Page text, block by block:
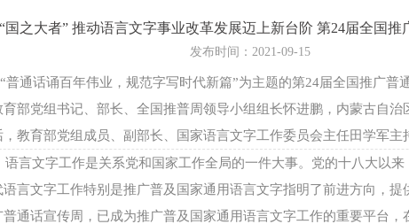
国之大者” 推动语言文字事业改革发展迈上新台阶 第24届全国推
发布时间： 2021-09-15
普通话诵百年伟业，规范字写时代新篇”为主题的第24届全国推广普
部党组书记、部长、全国推普周领导小组组长怀进鹏，内蒙古自
教育部党组成员、副部长、国家语言文字工作委员会主任田学军主
语言文字工作是关系党和国家工作全局的一件大事。党的十八大以
言文字工作特别是推广普及国家通用语言文字指明了前进方向，提
通话宣传周，已成为推广普及国家通用语言文字工作的重要平台